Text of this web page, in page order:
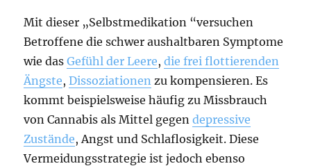
Mit dieser „Selbstmedikation “versuchen
Betroffene die schwer aushaltbaren Symptome
wie dasGefühl der Leere,die frei flottierenden
Ängste,Dissoziationen zu kompensieren. Es
kommt beispielsweise häufig zu Missbrauch
von Cannabis als Mittel gegendepressive
Zustände, Angst und Schlaflosigkeit. Diese
Vermeidungsstrategie ist jedoch ebenso